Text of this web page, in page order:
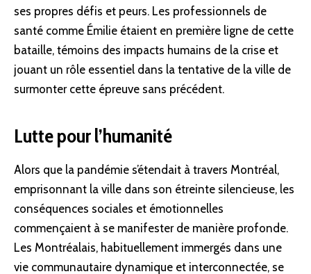
ses propres défis et peurs. Les professionnels de
santé comme Émilie étaient en première ligne de cette
bataille, témoins des impacts humains de la crise et
jouant un rôle essentiel dans la tentative de la ville de
surmonter cette épreuve sans précédent.
Lutte pour l’humanité
Alors que la pandémie s’étendait à travers Montréal,
emprisonnant la ville dans son étreinte silencieuse, les
conséquences sociales et émotionnelles
commençaient à se manifester de manière profonde.
Les Montréalais, habituellement immergés dans une
vie communautaire dynamique et interconnectée, se